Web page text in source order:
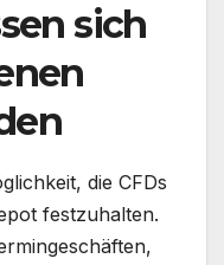
sich
die CFDs
festzuhalten.